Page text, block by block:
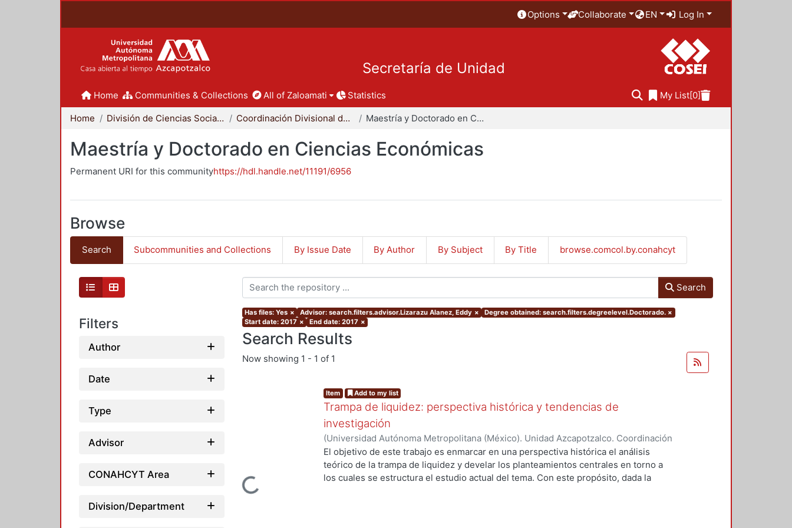
Options Collaborate EN Log In
Secretaría de Unidad
Home Communities & Collections All of Zaloamati Statistics My List[0]
Home División de Ciencias Sociales y Humanidades Coordinación Divisional de Posgrado Maestría y Doctorado en Ciencias Económicas
Maestría y Doctorado en Ciencias Económicas
Permanent URI for this communityhttps://hdl.handle.net/11191/6956
Browse
Search Subcommunities and Collections By Issue Date By Author By Subject By Title browse.comcol.by.conahcyt
Filters
Author
Date
Type
Advisor
CONAHCYT Area
Division/Department
Search
Has files: Yes × Advisor: search.filters.advisor.Lizarazu Alanez, Eddy × Degree obtained: search.filters.degreelevel.Doctorado. ×
Start date: 2017 × End date: 2017 ×
Search Results
Now showing 1 - 1 of 1
Loading...
Item Add to my list
Trampa de liquidez: perspectiva histórica y tendencias de
investigación
(Universidad Autónoma Metropolitana (México). Unidad Azcapotzalco. Coordinación
de Servicios de Información.,2017-06) Ugarte Pineda, Eva
El objetivo de este trabajo es enmarcar en una perspectiva histórica el análisis
teórico de la trampa de liquidez y develar los planteamientos centrales en torno a
los cuales se estructura el estudio actual del tema. Con este propósito, dada la